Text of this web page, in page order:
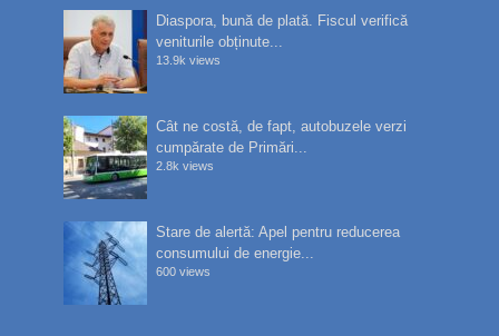
Diaspora, bună de plată. Fiscul verifică
veniturile obținute...
13.9k views
Cât ne costă, de fapt, autobuzele verzi
cumpărate de Primări...
2.8k views
Stare de alertă: Apel pentru reducerea
consumului de energie...
600 views